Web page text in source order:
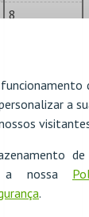
a
a nossa
.
8
15
22